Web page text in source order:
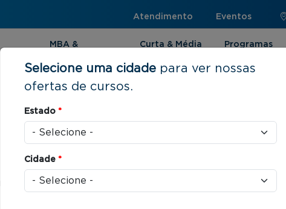
Atendimento Eventos
MBA &
Curta & Média
Programas
jurídicas que organizam as relações entre
Selecione uma cidade para ver nossas
ofertas de cursos.
Estado *
Cidade *